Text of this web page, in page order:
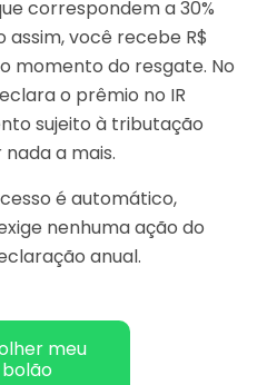
correspondem a 30%
assim, você recebe R$
momento do resgate. No
o prêmio no IR
sujeito à tributação
a mais.
é automático,
nenhuma ação do
anual.
meu
bolão